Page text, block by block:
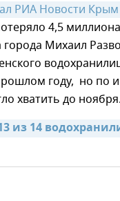
РИА Новости Крым
4,5
города Михаил
году, но по
хватить до ноября.
из 14